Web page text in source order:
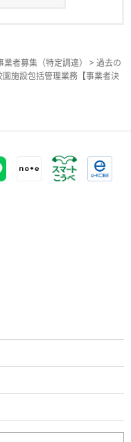
業者募集（特定調達） > 過去の
施設包括管理業務【事業者決